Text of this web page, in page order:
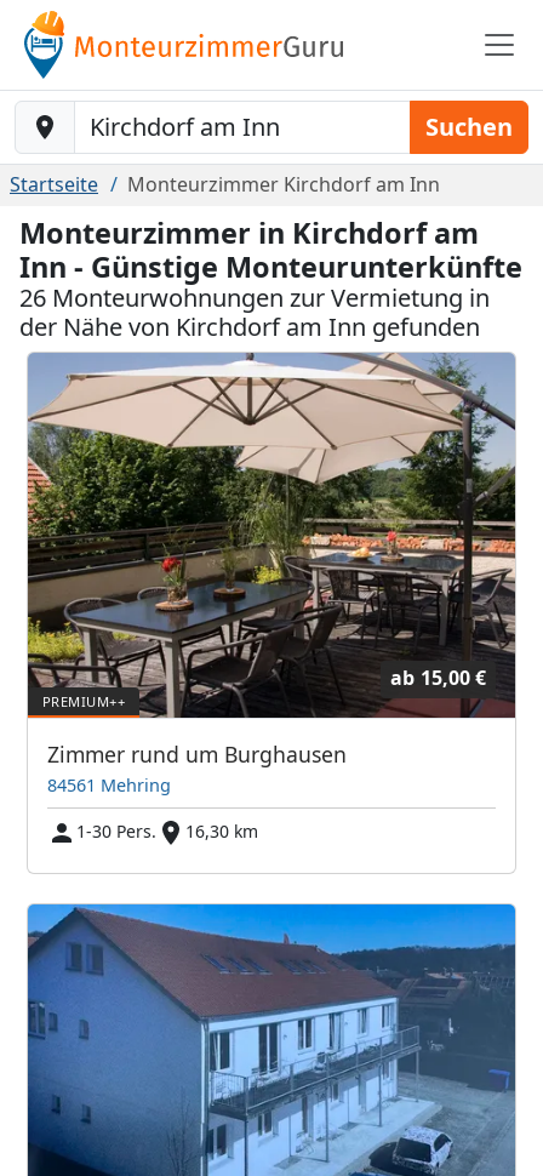
Baustelle-Location Suchen
Startseite Monteurzimmer Kirchdorf am Inn
Monteurzimmer in Kirchdorf am
Inn - Günstige Monteurunterkünfte
26 Monteurwohnungen zur Vermietung in
der Nähe von Kirchdorf am Inn gefunden
ab 15,00 €
Zimmer rund um Burghausen
84561 Mehring
1-30 Pers.
16,30 km